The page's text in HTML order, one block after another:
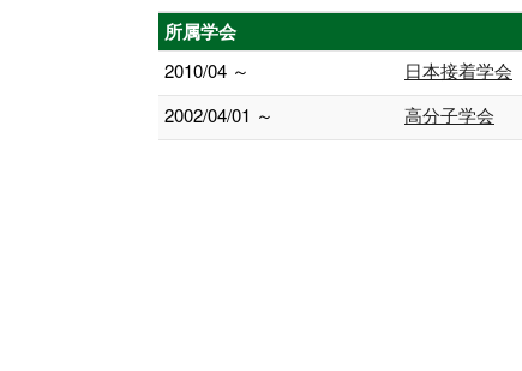
所属学会
2010/04 ～
日本接着学会
2002/04/01 ～
高分子学会